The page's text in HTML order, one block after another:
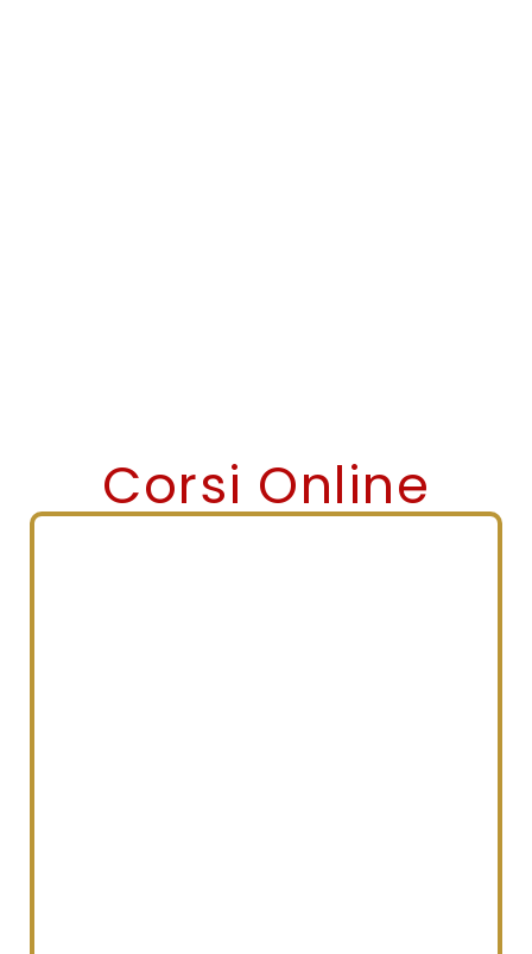
Corsi Online